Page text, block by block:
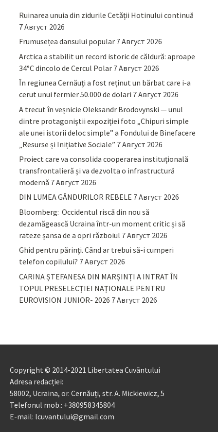
Ruinarea unuia din zidurile Cetății Hotinului continuă
7 Август 2026
Frumusețea dansului popular 7 Август 2026
Arctica a stabilit un record istoric de căldură: aproape
34°C dincolo de Cercul Polar 7 Август 2026
În regiunea Cernăuți a fost reținut un bărbat care i-a
cerut unui fermier 50.000 de dolari 7 Август 2026
A trecut în veșnicie Oleksandr Brodovynski — unul
dintre protagoniștii expoziției foto „Chipuri simple
ale unei istorii deloc simple” a Fondului de Binefacere
„Resurse și Inițiative Sociale” 7 Август 2026
Proiect care va consolida cooperarea instituțională
transfrontalieră și va dezvolta o infrastructură
modernă 7 Август 2026
DIN LUMEA GÂNDURILOR REBELE 7 Август 2026
Bloomberg: Occidentul riscă din nou să
dezamăgească Ucraina într-un moment critic și să
rateze șansa de a opri războiul 7 Август 2026
Ghid pentru părinţi. Când ar trebui să-i cumperi
telefon copilului? 7 Август 2026
CARINA ȘTEFANESA DIN MARȘINȚI A INTRAT ÎN
TOPUL PRESELECȚIEI NAȚIONALE PENTRU
EUROVISION JUNIOR- 2026 7 Август 2026
Copyright © 2014-2021 Libertatea Cuvântului
Adresa redacției:
58002, Ucraina, or. Cernăuți, str. A. Mickiewicz, 5
Telefonul mob.: +380958345804
E-mail: lcuvantului@gmail.com